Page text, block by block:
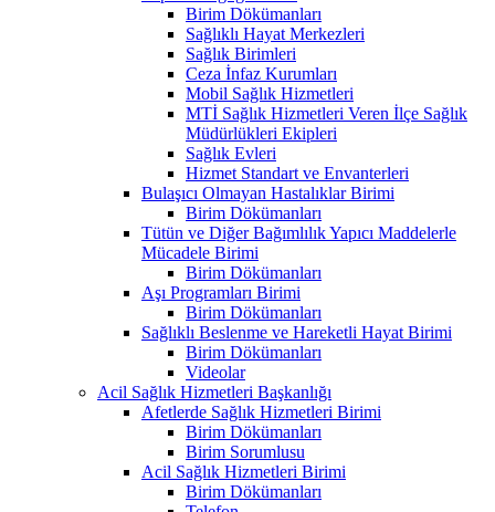
Birim Dökümanları
Sağlıklı Hayat Merkezleri
Sağlık Birimleri
Ceza İnfaz Kurumları
Mobil Sağlık Hizmetleri
MTİ Sağlık Hizmetleri Veren İlçe Sağlık
Müdürlükleri Ekipleri
Sağlık Evleri
Hizmet Standart ve Envanterleri
Bulaşıcı Olmayan Hastalıklar Birimi
Birim Dökümanları
Tütün ve Diğer Bağımlılık Yapıcı Maddelerle
Mücadele Birimi
Birim Dökümanları
Aşı Programları Birimi
Birim Dökümanları
Sağlıklı Beslenme ve Hareketli Hayat Birimi
Birim Dökümanları
Videolar
Acil Sağlık Hizmetleri Başkanlığı
Afetlerde Sağlık Hizmetleri Birimi
Birim Dökümanları
Birim Sorumlusu
Acil Sağlık Hizmetleri Birimi
Birim Dökümanları